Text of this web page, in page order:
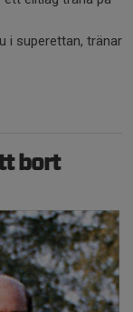
i superettan, tränar
bort